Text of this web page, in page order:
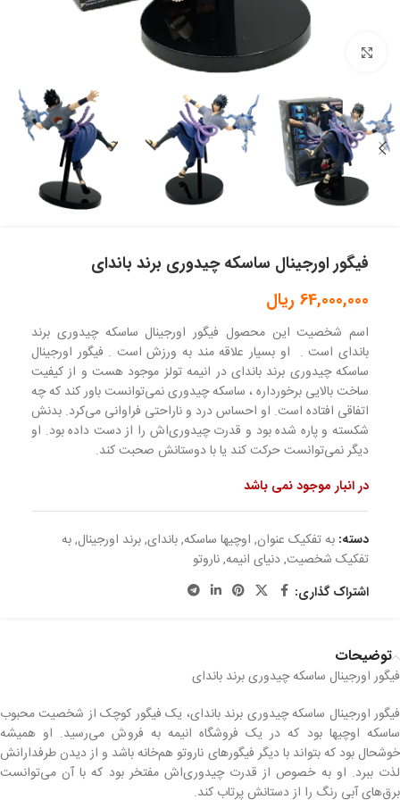
بزرگنمایی تصویر
فیگور اورجینال ساسکه چیدوری برند باندای
64,000,000 ریال
اسم شخصیت این محصول فیگور اورجینال ساسکه چیدوری برند
باندای است . او بسیار علاقه مند به ورزش است . فیگور اورجینال
ساسکه چیدوری برند باندای در انیمه تولز موجود هست و از کیفیت
ساخت بالایی برخورداره ، ساسکه چیدوری نمی‌توانست باور کند که چه
اتفاقی افتاده است. او احساس درد و ناراحتی فراوانی می‌کرد. بدنش
شکسته و پاره شده بود و قدرت چیدوری‌اش را از دست داده بود. او
دیگر نمی‌توانست حرکت کند یا با دوستانش صحبت کند.
در انبار موجود نمی باشد
دسته: به تفکیک عنوان, اوچیها ساسکه,باندای,برند اورجینال,به
تفکیک شخصیت,دنیای انیمه,ناروتو
اشتراک گذاری:
توضیحات
فیگور اورجینال ساسکه چیدوری برند باندای
فیگور اورجینال ساسکه چیدوری برند باندای، یک فیگور کوچک از شخصیت محبوب
ساسکه اوچیها بود که در یک فروشگاه انیمه به فروش می‌رسید. او همیشه
خوشحال بود که بتواند با دیگر فیگورهای ناروتو هم‌خانه باشد و از دیدن طرفدارانش
لذت ببرد. او به خصوص از قدرت چیدوری‌اش مفتخر بود که با آن می‌توانست
برق‌های آبی رنگ را از دستانش پرتاب کند.